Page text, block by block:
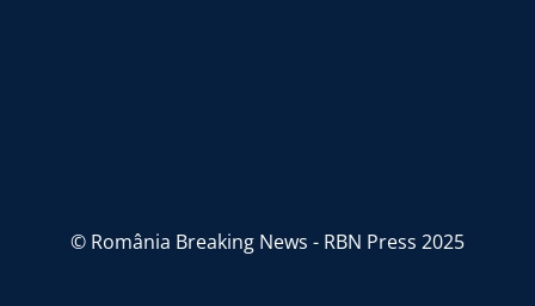
© România Breaking News - RBN Press 2025